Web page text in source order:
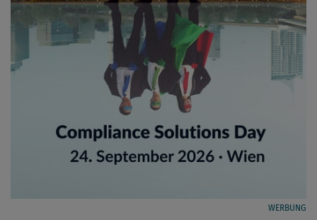
WERBUNG